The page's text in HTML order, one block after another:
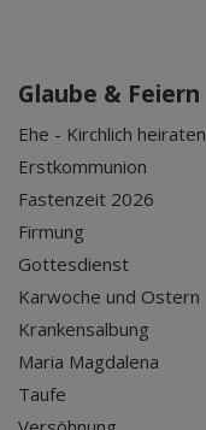
Glaube & Feiern
Ehe - Kirchlich heiraten
Erstkommunion
Fastenzeit 2026
Firmung
Gottesdienst
Karwoche und Ostern
Krankensalbung
Maria Magdalena
Taufe